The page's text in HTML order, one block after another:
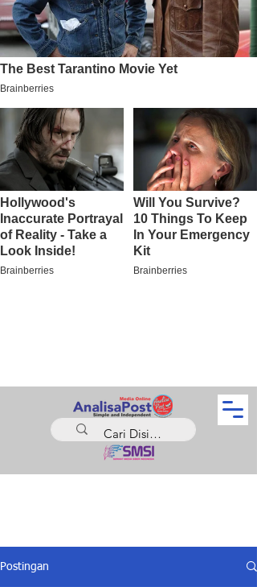
Postingan